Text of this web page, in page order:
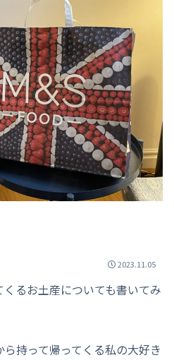
2023.11.05
るお土産についても書いてみ
持って帰ってくる私の大好き